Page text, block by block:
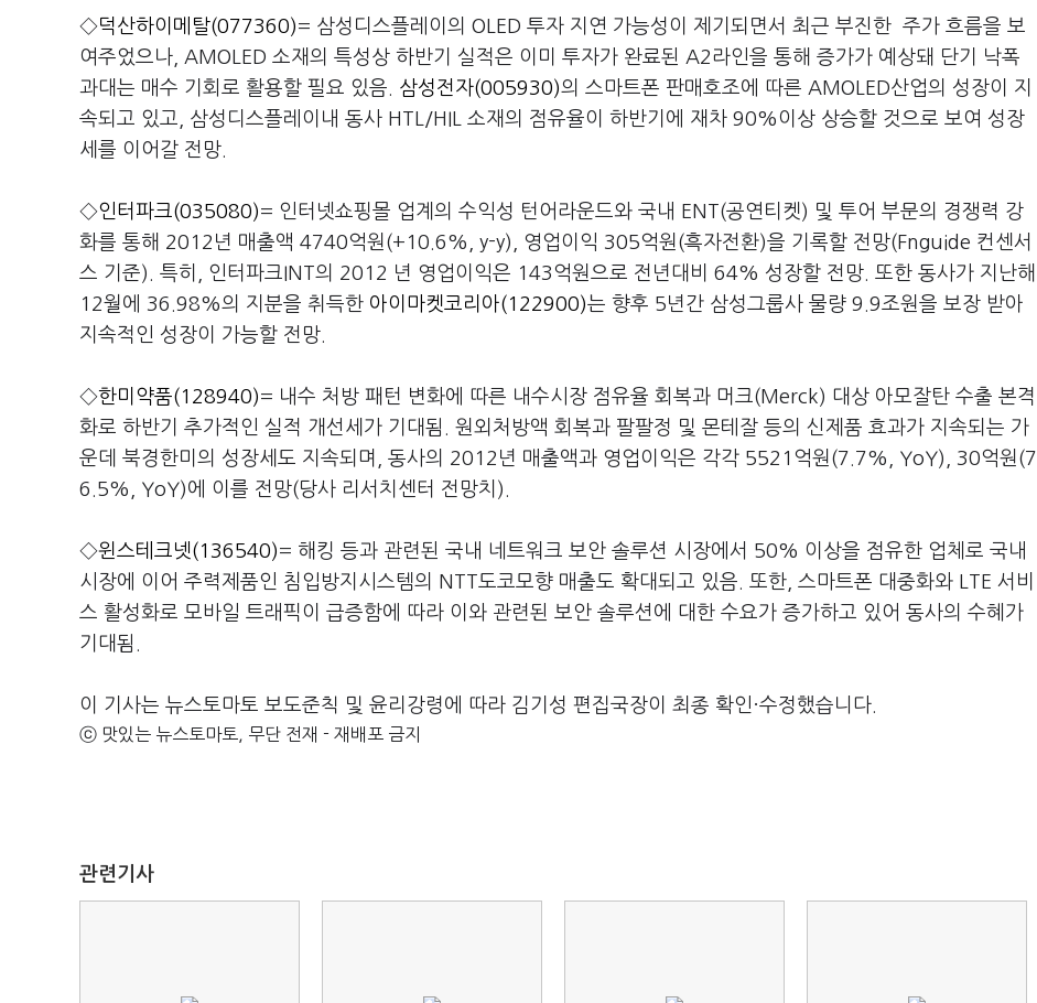
◇덕산하이메탈(077360)= 삼성디스플레이의 OLED 투자 지연 가능성이 제기되면서 최근 부진한 주가 흐름을 보
여주었으나, AMOLED 소재의 특성상 하반기 실적은 이미 투자가 완료된 A2라인을 통해 증가가 예상돼 단기 낙폭
과대는 매수 기회로 활용할 필요 있음. 삼성전자(005930)의 스마트폰 판매호조에 따른 AMOLED산업의 성장이 지
속되고 있고, 삼성디스플레이내 동사 HTL/HIL 소재의 점유율이 하반기에 재차 90%이상 상승할 것으로 보여 성장
세를 이어갈 전망.
◇인터파크(035080)= 인터넷쇼핑몰 업계의 수익성 턴어라운드와 국내 ENT(공연티켓) 및 투어 부문의 경쟁력 강
화를 통해 2012년 매출액 4740억원(+10.6%, y-y), 영업이익 305억원(흑자전환)을 기록할 전망(Fnguide 컨센서
스 기준). 특히, 인터파크INT의 2012 년 영업이익은 143억원으로 전년대비 64% 성장할 전망. 또한 동사가 지난해
12월에 36.98%의 지분을 취득한 아이마켓코리아(122900)는 향후 5년간 삼성그룹사 물량 9.9조원을 보장 받아
지속적인 성장이 가능할 전망.
◇한미약품(128940)= 내수 처방 패턴 변화에 따른 내수시장 점유율 회복과 머크(Merck) 대상 아모잘탄 수출 본격
화로 하반기 추가적인 실적 개선세가 기대됨. 원외처방액 회복과 팔팔정 및 몬테잘 등의 신제품 효과가 지속되는 가
운데 북경한미의 성장세도 지속되며, 동사의 2012년 매출액과 영업이익은 각각 5521억원(7.7%, YoY), 30억원(7
6.5%, YoY)에 이를 전망(당사 리서치센터 전망치).
◇윈스테크넷(136540)= 해킹 등과 관련된 국내 네트워크 보안 솔루션 시장에서 50% 이상을 점유한 업체로 국내
시장에 이어 주력제품인 침입방지시스템의 NTT도코모향 매출도 확대되고 있음. 또한, 스마트폰 대중화와 LTE 서비
스 활성화로 모바일 트래픽이 급증함에 따라 이와 관련된 보안 솔루션에 대한 수요가 증가하고 있어 동사의 수혜가
기대됨.
이 기사는 뉴스토마토 보도준칙 및 윤리강령에 따라 김기성 편집국장이 최종 확인·수정했습니다.
ⓒ 맛있는 뉴스토마토, 무단 전재 - 재배포 금지
관련기사